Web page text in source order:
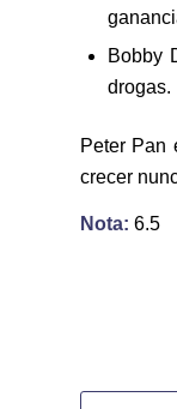
Bobby
drogas.
Peter Pan
crecer
Nota: 6.5